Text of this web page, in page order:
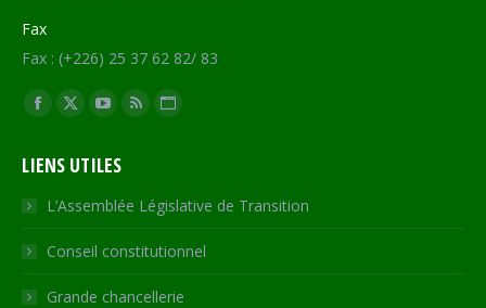
Fax
Fax : (+226) 25 37 62 82/ 83
Trouvez nous sur :
Facebook
opens
in
new
window
X
opens
in
new
window
YouTube
opens
in
new
window
RSS
in
new
window
Site
opens
in
new
LIENS UTILES
L’Assemblée Législative de Transition
Conseil constitutionnel
Grande chancellerie